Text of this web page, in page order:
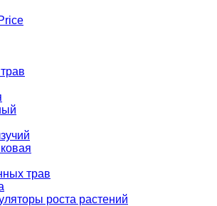
трав
роста растений